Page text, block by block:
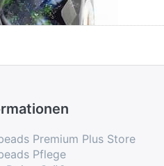
€ *
Premium Plus Store
Pflege